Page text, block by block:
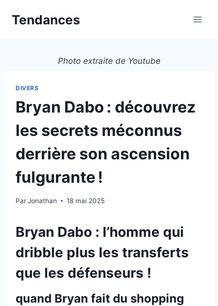
Tendances
Photo extraite de Youtube
DIVERS
Bryan Dabo : découvrez
les secrets méconnus
derrière son ascension
fulgurante !
ParJonathan 18 mai 2025
Bryan Dabo : l’homme qui
dribble plus les transferts
que les défenseurs !
quand Bryan fait du shopping